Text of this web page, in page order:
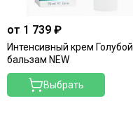
от 1 739 ₽
Интенсивный крем Голубой
бальзам NEW
Выбрать